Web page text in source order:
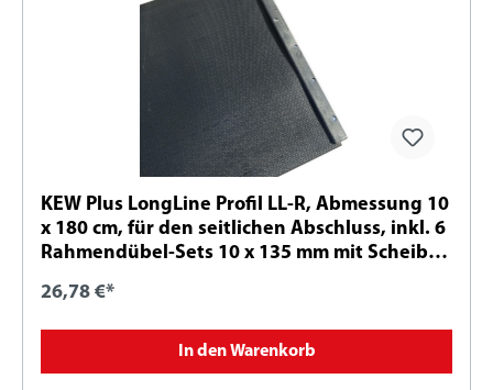
KEW Plus LongLine Profil LL-R, Abmessung 10
x 180 cm, für den seitlichen Abschluss, inkl. 6
Rahmendübel-Sets 10 x 135 mm mit Scheibe
26,78 €*
In den Warenkorb